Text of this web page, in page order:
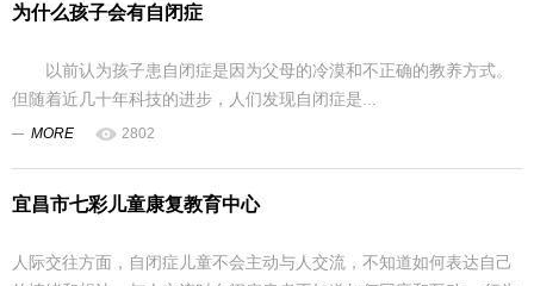
为什么孩子会有自闭症
以前认为孩子患自闭症是因为父母的冷漠和不正确的教养方式。
但随着近几十年科技的进步，人们发现自闭症是...
MORE 2802
宜昌市七彩儿童康复教育中心
人际交往方面，自闭症儿童不会主动与人交流，不知道如何表达自己